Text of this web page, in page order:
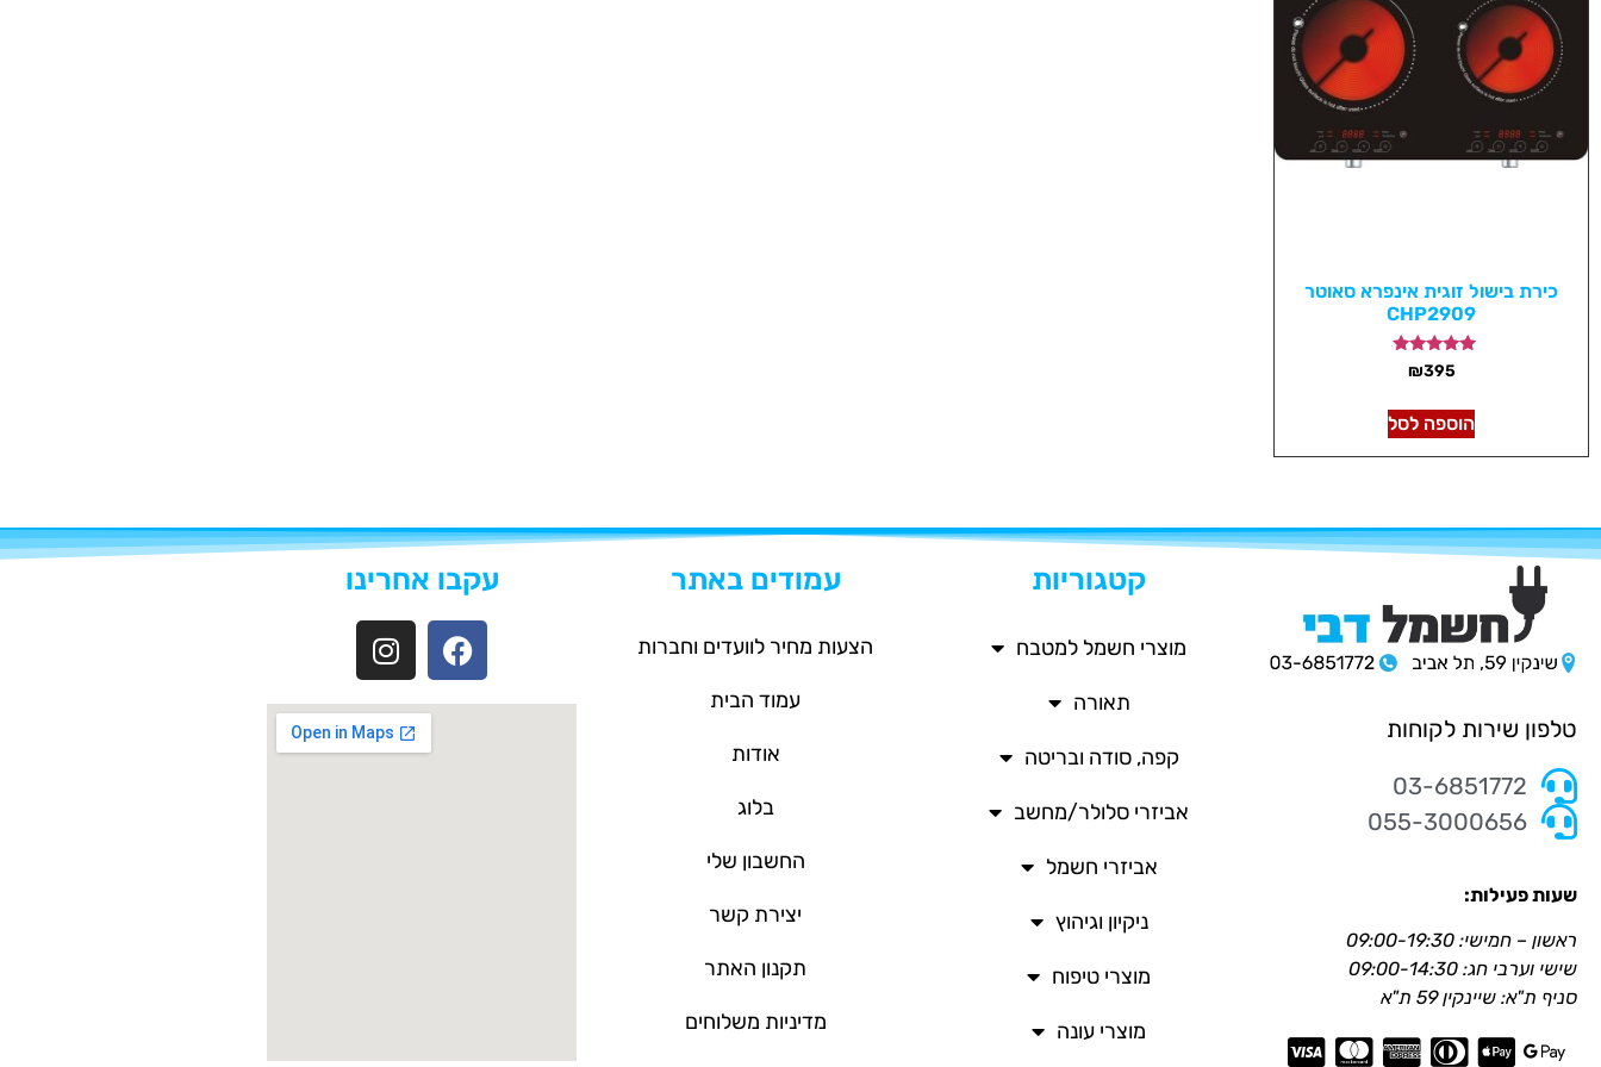
כירת בישול זוגית אינפרא סאוטר
CHP2909
דורג
5.00
₪395
הוספה לסל
טלפון שירות לקוחות
03-6851772
055-3000656
שעות פעילות:
ראשון – חמישי: 09:00-19:30
שישי וערבי חג: 09:00-14:30
סניף ת"א: שיינקין 59 ת"א
קטגוריות
מוצרי חשמל למטבח
תאורה
קפה, סודה ובריטה
אביזרי סלולר/מחשב
אביזרי חשמל
ניקיון וגיהוץ
מוצרי טיפוח
מוצרי עונה
עמודים באתר
הצעות מחיר לוועדים וחברות
עמוד הבית
אודות
בלוג
החשבון שלי
יצירת קשר
תקנון האתר
מדיניות משלוחים
עקבו אחרינו